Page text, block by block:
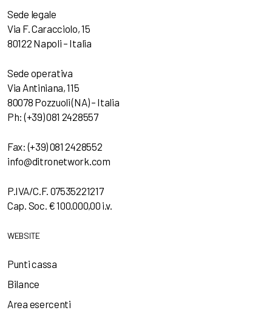
Sede legale
Via F. Caracciolo, 15
80122 Napoli – Italia
Sede operativa
Via Antiniana, 115
80078 Pozzuoli (NA) – Italia
Ph: (+39) 081 2428557
Fax: (+39) 081 2428552
info@ditronetwork.com
P.IVA/C.F. 07535221217
Cap. Soc. € 100.000,00 i.v.
WEBSITE
Punti cassa
Bilance
Area esercenti